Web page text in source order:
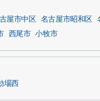
屋市中区 名古屋市昭和区
西尾市 小牧市
場西